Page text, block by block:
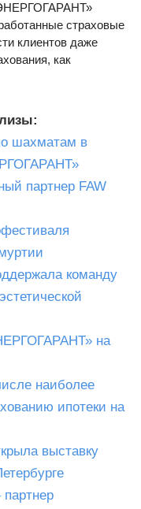
страховые
клиентов даже
как
шахматам в
партнер FAW
команду
на
наиболее
ипотеки на
выставку